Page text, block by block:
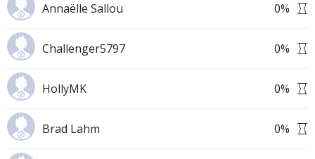
Annaëlle Sallou 0%
Challenger5797 0%
HollyMK 0%
Brad Lahm 0%